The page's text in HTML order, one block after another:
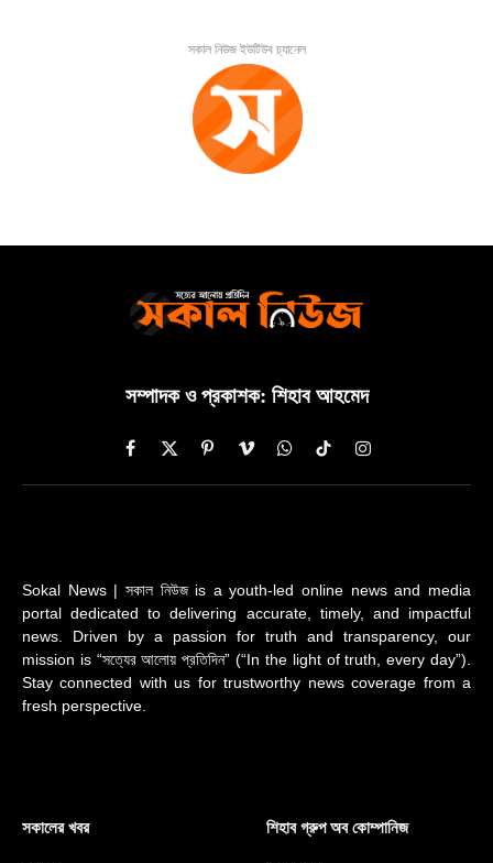
সকাল নিউজ ইউটিউব চ্যানেল
সম্পাদক ও প্রকাশক: শিহাব আহমেদ
Facebook
X
(Twitter)
PinterestVimeoWhatsAppTikTokInstagram
Sokal News | সকাল নিউজ is a youth-led online news and media
portal dedicated to delivering accurate, timely, and impactful
news. Driven by a passion for truth and transparency, our
mission is “সত্যের আলোয় প্রতিদিন” (“In the light of truth, every day”).
Stay connected with us for trustworthy news coverage from a
fresh perspective.
সকালের খবর শিহাব গ্রুপ অব কোম্পানিজ